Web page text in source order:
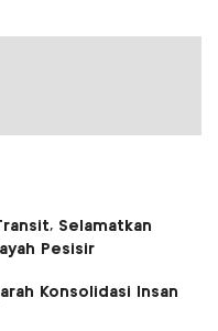
Selamatkan
Pesisir
Konsolidasi Insan